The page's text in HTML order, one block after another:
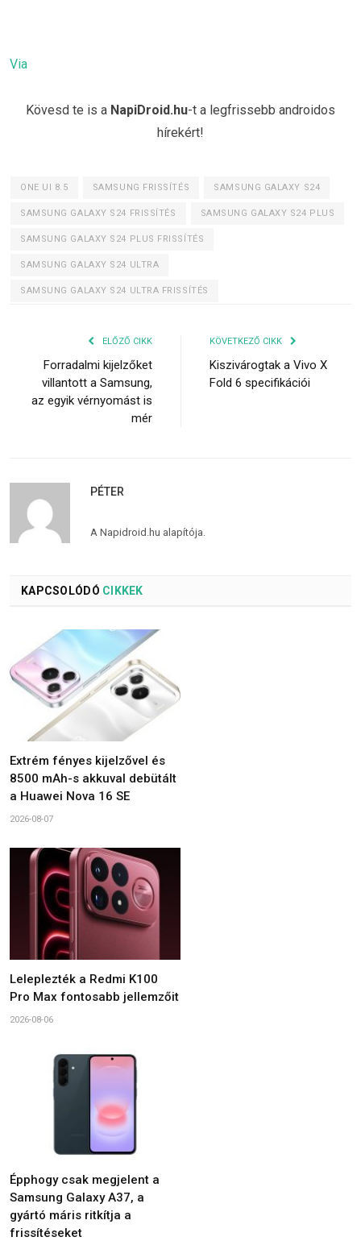
Via
Kövesd te is a NapiDroid.hu-t a legfrissebb androidos
hírekért!
ONE UI 8.5 SAMSUNG FRISSÍTÉS SAMSUNG GALAXY S24
SAMSUNG GALAXY S24 FRISSÍTÉS SAMSUNG GALAXY S24 PLUS
SAMSUNG GALAXY S24 PLUS FRISSÍTÉS
SAMSUNG GALAXY S24 ULTRA
SAMSUNG GALAXY S24 ULTRA FRISSÍTÉS
ELŐZŐ CIKK
Forradalmi kijelzőket
villantott a Samsung,
az egyik vérnyomást is
mér
KÖVETKEZŐ CIKK
Kiszivárogtak a Vivo X
Fold 6 specifikációi
PÉTER
A Napidroid.hu alapítója.
KAPCSOLÓDÓ CIKKEK
Extrém fényes kijelzővel és
8500 mAh-s akkuval debütált
a Huawei Nova 16 SE
2026-08-07
Leleplezték a Redmi K100
Pro Max fontosabb jellemzőit
2026-08-06
Épphogy csak megjelent a
Samsung Galaxy A37, a
gyártó máris ritkítja a
frissítéseket